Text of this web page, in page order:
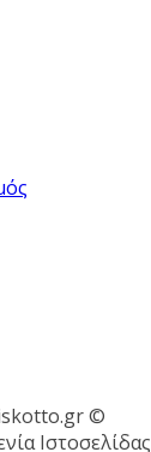
©
Ιστοσελίδας